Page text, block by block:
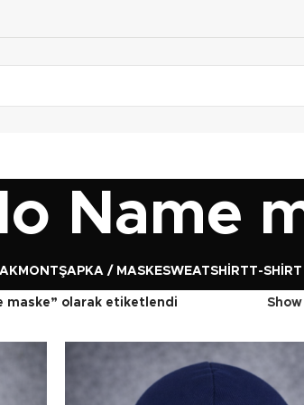
Name
MONTŞAPKA / MASKESWEATSHIRTT-SHIRT
maske” olarak etiketlendi Show